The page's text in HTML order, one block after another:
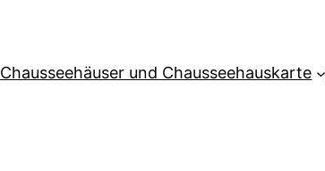
Chausseehäuser und Chausseehauskarte